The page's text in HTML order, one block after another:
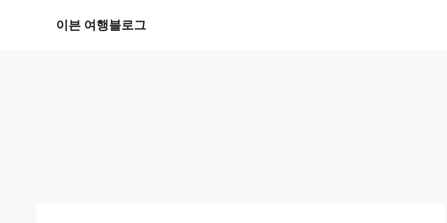
이븐 여행블로그